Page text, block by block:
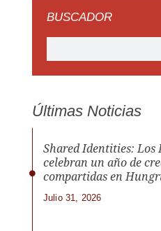
BUSCADOR
Últimas Noticias
Shared Identities: Los
celebran un año de
compartidas en
Julio 31, 2026